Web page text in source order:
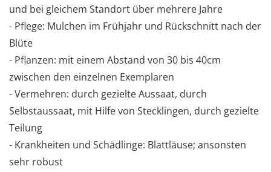
und bei gleichem Standort über mehrere Jahre
- Pflege: Mulchen im Frühjahr und Rückschnitt nach der
Blüte
- Pflanzen: mit einem Abstand von 30 bis 40cm
zwischen den einzelnen Exemplaren
- Vermehren: durch gezielte Aussaat, durch
Selbstaussaat, mit Hilfe von Stecklingen, durch gezielte
Teilung
- Krankheiten und Schädlinge: Blattläuse; ansonsten
sehr robust